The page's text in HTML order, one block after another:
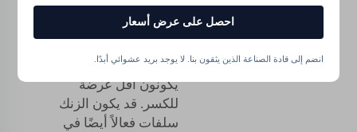
الزنك سلفات يساعد أيضًا
في الشعر والأظافر. فهو
ويجعلهم أقوى، بحيث
يكونون أقل عرضة
للكسر. قد يكون الزنك
سلفات فعالاً أيضًا في
احصل على عرض أسعار
انضم إلى قادة الصناعة الذين يثقون بنا. لا يوجد بريد عشوائي أبدًا.